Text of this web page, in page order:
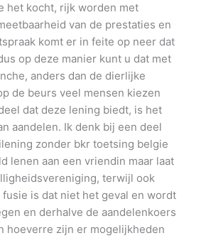
het kocht, rijk worden met
van de prestaties en
komt er in feite op neer dat
op deze manier kunt u dat met
anders dan de dierlijke
de beurs veel mensen kiezen
dat deze lening biedt, is het
aandelen. Ik denk bij een deel
zonder bkr toetsing belgie
lenen aan een vriendin maar laat
terwijl ook
is dat niet het geval en wordt
en derhalve de aandelenkoers
hoeverre zijn er mogelijkheden